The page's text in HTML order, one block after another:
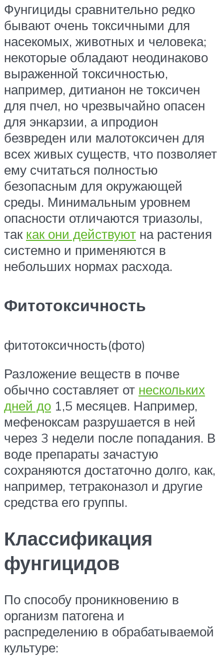
Фунгициды сравнительно редко
бывают очень токсичными для
насекомых, животных и человека;
некоторые обладают неодинаково
выраженной токсичностью,
например, дитианон не токсичен
для пчел, но чрезвычайно опасен
для энкарзии, а ипродион
безвреден или малотоксичен для
всех живых существ, что позволяет
ему считаться полностью
безопасным для окружающей
среды. Минимальным уровнем
опасности отличаются триазолы,
так как они действуют на растения
системно и применяются в
небольших нормах расхода.
Фитотоксичность
фитотоксичность(фото)
Разложение веществ в почве
обычно составляет от нескольких
дней до 1,5 месяцев. Например,
мефеноксам разрушается в ней
через 3 недели после попадания. В
воде препараты зачастую
сохраняются достаточно долго, как,
например, тетраконазол и другие
средства его группы.
Классификация
фунгицидов
По способу проникновению в
организм патогена и
распределению в обрабатываемой
культуре: